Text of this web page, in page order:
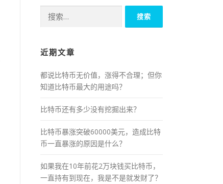
索：
近期文章
都说比特币无价值，涨得不合理；但你
知道比特币最大的用途吗？
比特币还有多少没有挖掘出来？
比特币暴涨突破60000美元，造成比特
币一直暴涨的原因是什么？
如果我在10年前花2万块钱买比特币，
一直持有到现在，我是不是就发财了？